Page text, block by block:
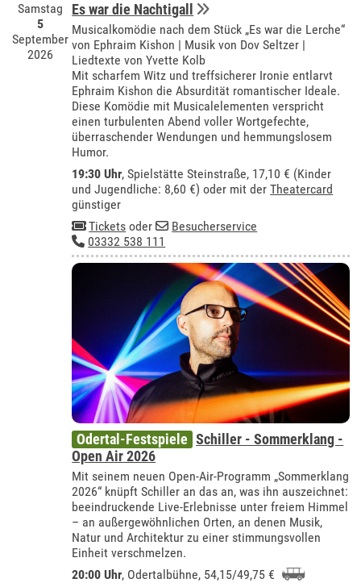
Samstag
5
September
2026
Es war die Nachtigall
Musicalkomödie nach dem Stück „Es war die Lerche“
von Ephraim Kishon | Musik von Dov Seltzer |
Liedtexte von Yvette Kolb
Mit scharfem Witz und treffsicherer Ironie entlarvt
Ephraim Kishon die Absurdität romantischer Ideale.
Diese Komödie mit Musicalelementen verspricht
einen turbulenten Abend voller Wortgefechte,
überraschender Wendungen und hemmungslosem
Humor.
19:30 Uhr, Spielstätte Steinstraße, 17,10 € (Kinder
und Jugendliche: 8,60 €) oder mit derTheatercard
günstiger
Tickets oder
Besucherservice
03332 538 111
Odertal-Festspiele Schiller - Sommerklang -
Open Air 2026
Mit seinem neuen Open-Air-Programm „Sommerklang
2026“ knüpft Schiller an das an, was ihn auszeichnet:
beeindruckende Live-Erlebnisse unter freiem Himmel
– an außergewöhnlichen Orten, an denen Musik,
Natur und Architektur zu einer stimmungsvollen
Einheit verschmelzen.
20:00 Uhr, Odertalbühne, 54,15/49,75 €